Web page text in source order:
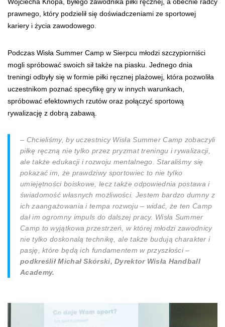
prawnego, który podzielił się doświadczeniami ze sportowej
kariery i życia zawodowego.
Podczas Wisła Summer Camp w Sierpcu młodzi szczypiorniści
mogli spróbować swoich sił także na piasku. Jednego dnia
treningi odbyły się w formie piłki ręcznej plażowej, która pozwoliła
uczestnikom poznać specyfikę gry w innych warunkach,
spróbować efektownych rzutów oraz połączyć sportową
rywalizację z dobrą zabawą.
– Chcieliśmy, by uczestnicy Wisła Summer Camp zobaczyli
piłkę ręczną nie tylko przez pryzmat treningu i rywalizacji,
ale także edukacji i rozwoju mentalnego. Staraliśmy się
pokazać im, że prawdziwy sportowiec to nie tylko
umiejętności boiskowe, lecz także odpowiednia postawa i
świadomość własnych możliwości. Jestem bardzo dumny z
ich zaangażowania i tempa rozwoju – widać, że ten Camp
dał im ogromny impuls do dalszej pracy. Wisła Summer
Camp to wyjątkowa przestrzeń, w której młodzi zawodnicy
nie tylko doskonalą technikę, ale także budują charakter i
pasję, które będą ich fundamentem w przyszłości –
podkreślił Michał Skórski, Dyrektor Wisła Handball
Academy.